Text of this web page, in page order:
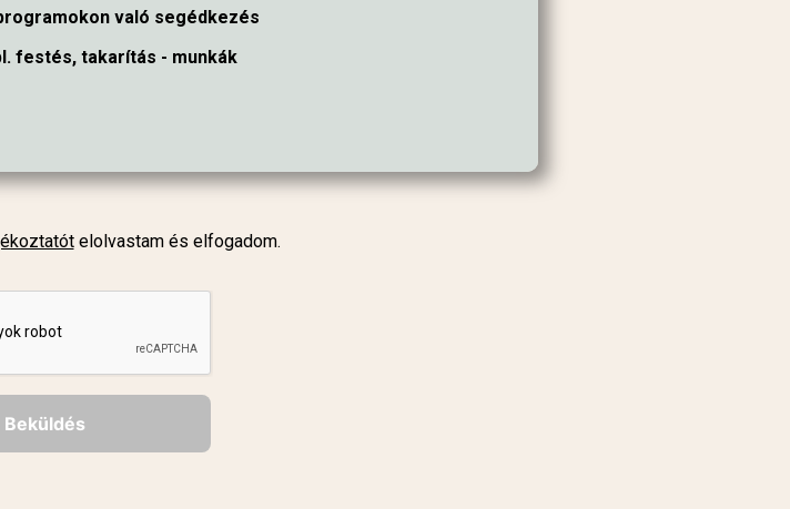
való segédkezés
festés, takarítás - munkák
elolvastam és elfogadom.
Beküldés